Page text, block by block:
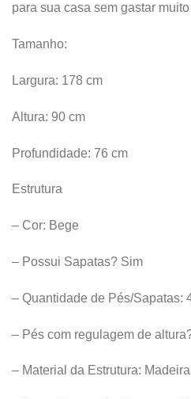
para sua casa sem gastar
Tamanho:
Largura: 178 cm
Altura: 90 cm
Profundidade: 76 cm
Estrutura
– Cor: Bege
– Possui Sapatas? Sim
– Quantidade de Pés/Sapatas:
– Pés com regulagem de
– Material da Estrutura: